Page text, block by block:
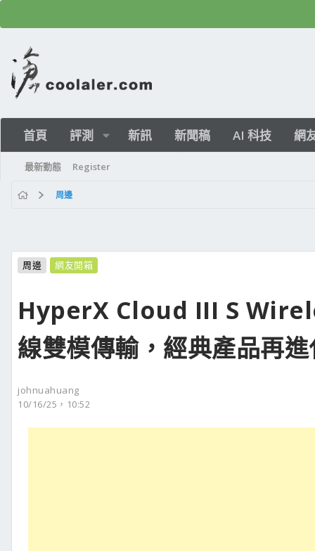
首頁 評測 新訊 新聞稿 AI 科技 網
最新動態 Register
周邊
周邊 網友開箱
HyperX Cloud III S
線雙模傳輸，經典產品再
johnuahuang
10/16/25，10:52